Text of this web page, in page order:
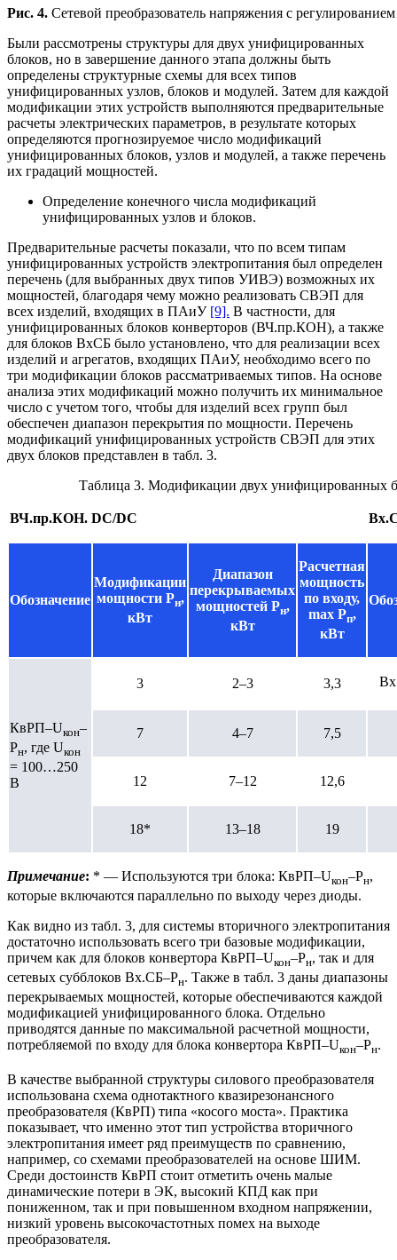
Рис. 4. Сетевой преобразователь напряжения с
Были рассмотрены структуры для двух унифицированных
блоков, но в завершение данного этапа должны быть
определены структурные схемы для всех типов
унифицированных узлов, блоков и модулей. Затем для каждой
модификации этих устройств выполняются предварительные
расчеты электрических параметров, в результате которых
определяются прогнозируемое число модификаций
унифицированных блоков, узлов и модулей, а также перечень
их градаций мощностей.
Определение конечного числа модификаций
унифицированных узлов и блоков.
Предварительные расчеты показали, что по всем типам
унифицированных устройств электропитания был определен
перечень (для выбранных двух типов УИВЭ) возможных их
мощностей, благодаря чему можно реализовать СВЭП для
всех изделий, входящих в ПАиУ [9]. В частности, для
унифицированных блоков конверторов (ВЧ.пр.КОН), а также
для блоков ВхСБ было установлено, что для реализации всех
изделий и агрегатов, входящих ПАиУ, необходимо всего по
три модификации блоков рассматриваемых типов. На основе
анализа этих модификаций можно получить их минимальное
число с учетом того, чтобы для изделий всех групп был
обеспечен диапазон перекрытия по мощности. Перечень
модификаций унифицированных устройств СВЭП для этих
двух блоков представлен в табл. 3.
Таблица 3. Модификации двух унифицированных
ВЧ.пр.КОН. DC/DC
Обозначение
Модификации
мощности Pн,
кВт
Диапазон
перекрываемых
мощностей Pн,
кВт
Расчетная
мощность
по входу,
max Pп,
кВт
КвРП–Uкон–
Pн, где Uкон
= 100…250
В
3 2–3 3,3
7 4–7 7,5
12 7–12 12,6
18* 13–18 19
Примечание: * — Используются три блока: КвРП–Uкон–Pн,
которые включаются параллельно по выходу через диоды.
Как видно из табл. 3, для системы вторичного электропитания
достаточно использовать всего три базовые модификации,
причем как для блоков конвертора КвРП–Uкон–Pн, так и для
сетевых субблоков Вх.СБ–Pн. Также в табл. 3 даны диапазоны
перекрываемых мощностей, которые обеспечиваются каждой
модификацией унифицированного блока. Отдельно
приводятся данные по максимальной расчетной мощности,
потребляемой по входу для блока конвертора КвРП–Uкон–Pн.
В качестве выбранной структуры силового преобразователя
использована схема однотактного квазирезонансного
преобразователя (КвРП) типа «косого моста». Практика
показывает, что именно этот тип устройства вторичного
электропитания имеет ряд преимуществ по сравнению,
например, со схемами преобразователей на основе ШИМ.
Среди достоинств КвРП стоит отметить очень малые
динамические потери в ЭК, высокий КПД как при
пониженном, так и при повышенном входном напряжении,
низкий уровень высокочастотных помех на выходе
преобразователя.